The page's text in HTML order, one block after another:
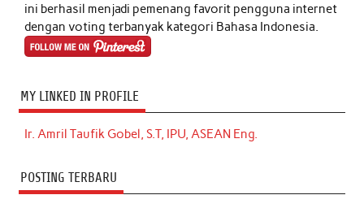
ini berhasil menjadi pemenang favorit pengguna internet
dengan voting terbanyak kategori Bahasa Indonesia.
MY LINKED IN PROFILE
Ir. Amril Taufik Gobel, S.T, IPU, ASEAN Eng.
POSTING TERBARU